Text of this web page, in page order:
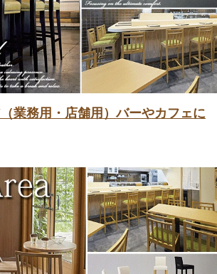
業務用・店舗用）バーやカフェに